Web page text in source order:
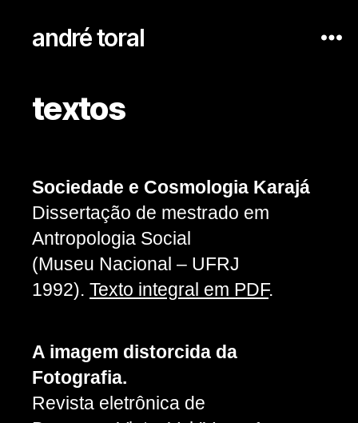
andré toral
Categorias
textos
Sociedade e Cosmologia Karajá
Dissertação de mestrado em
Antropologia Social
(Museu Nacional – UFRJ
1992). Texto integral em PDF.
A imagem distorcida da
Fotografia.
Revista eletrônica de